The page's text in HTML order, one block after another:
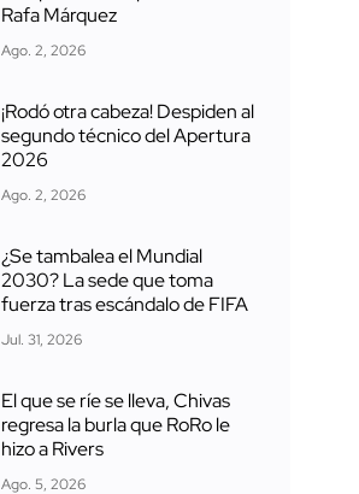
Rafa Márquez
Ago. 2, 2026
¡Rodó otra cabeza! Despiden al
segundo técnico del Apertura
2026
Ago. 2, 2026
¿Se tambalea el Mundial
2030? La sede que toma
fuerza tras escándalo de FIFA
Jul. 31, 2026
El que se ríe se lleva, Chivas
regresa la burla que RoRo le
hizo a Rivers
Ago. 5, 2026